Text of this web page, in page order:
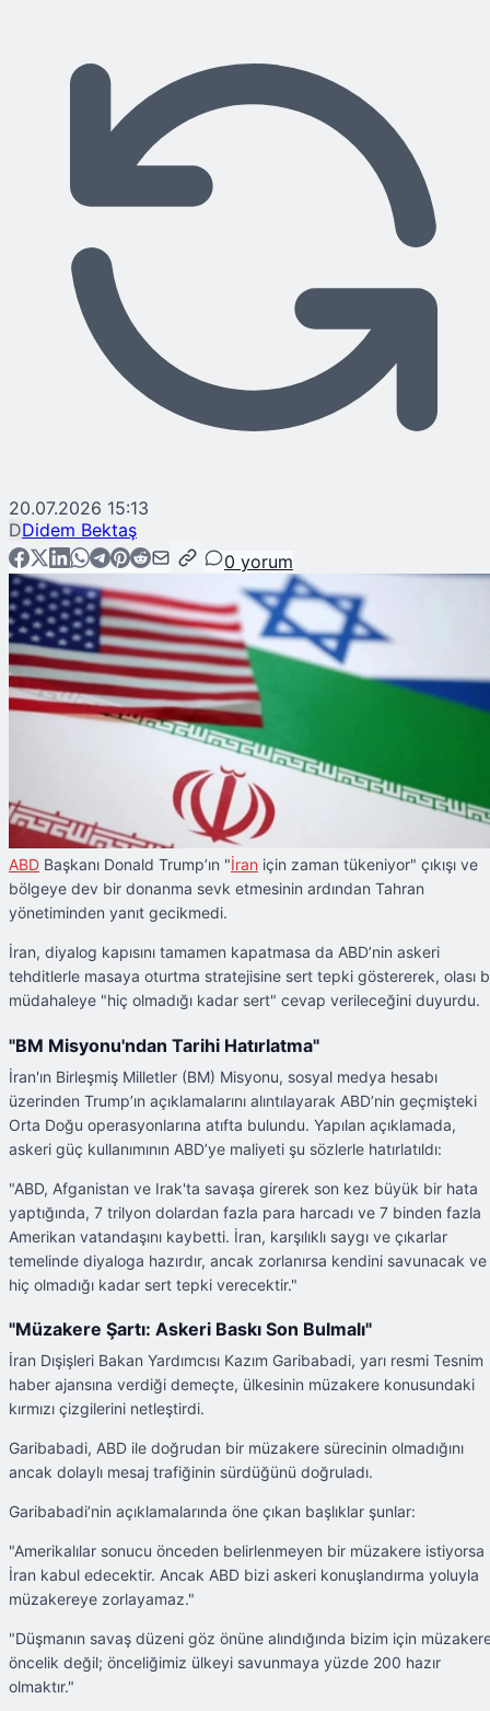
20.07.2026 15:13
DDidem Bektaş
0 yorum
ABD Başkanı Donald Trump’ın "İran için zaman tükeniyor" çıkışı ve
bölgeye dev bir donanma sevk etmesinin ardından Tahran
yönetiminden yanıt gecikmedi.
İran, diyalog kapısını tamamen kapatmasa da ABD’nin askeri
tehditlerle masaya oturtma stratejisine sert tepki göstererek, olası
müdahaleye "hiç olmadığı kadar sert" cevap verileceğini duyurdu.
"BM Misyonu'ndan Tarihi Hatırlatma"
İran'ın Birleşmiş Milletler (BM) Misyonu, sosyal medya hesabı
üzerinden Trump’ın açıklamalarını alıntılayarak ABD’nin geçmişteki
Orta Doğu operasyonlarına atıfta bulundu. Yapılan açıklamada,
askeri güç kullanımının ABD’ye maliyeti şu sözlerle hatırlatıldı:
"ABD, Afganistan ve Irak'ta savaşa girerek son kez büyük bir hata
yaptığında, 7 trilyon dolardan fazla para harcadı ve 7 binden fazla
Amerikan vatandaşını kaybetti. İran, karşılıklı saygı ve çıkarlar
temelinde diyaloga hazırdır, ancak zorlanırsa kendini savunacak ve
hiç olmadığı kadar sert tepki verecektir."
"Müzakere Şartı: Askeri Baskı Son Bulmalı"
İran Dışişleri Bakan Yardımcısı Kazım Garibabadi, yarı resmi Tesnim
haber ajansına verdiği demeçte, ülkesinin müzakere konusundaki
kırmızı çizgilerini netleştirdi.
Garibabadi, ABD ile doğrudan bir müzakere sürecinin olmadığını
ancak dolaylı mesaj trafiğinin sürdüğünü doğruladı.
Garibabadi’nin açıklamalarında öne çıkan başlıklar şunlar:
"Amerikalılar sonucu önceden belirlenmeyen bir müzakere istiyorsa
İran kabul edecektir. Ancak ABD bizi askeri konuşlandırma yoluyla
müzakereye zorlayamaz."
"Düşmanın savaş düzeni göz önüne alındığında bizim için
öncelik değil; önceliğimiz ülkeyi savunmaya yüzde 200 hazır
olmaktır."